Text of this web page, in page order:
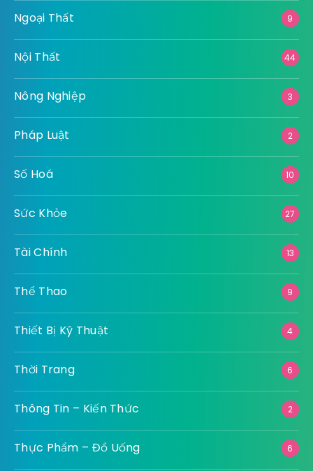
Ngoại Thất 9
Nội Thất 44
Nông Nghiệp 3
Pháp Luật 2
Số Hoá 10
Sức Khỏe 27
Tài Chính 13
Thể Thao 9
Thiết Bị Kỹ Thuật 4
Thời Trang 6
Thông Tin – Kiến Thức 2
Thực Phẩm – Đồ Uống 6